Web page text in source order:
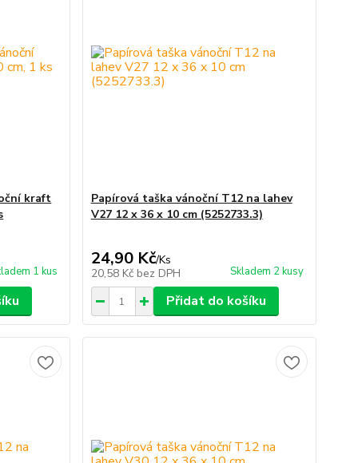
kraft
1 kus
Papírová taška vánoční T12 na lahev
V27 12 x 36 x 10 cm (5252733.3)
24,90 Kč/Ks
20,58 Kč bez DPH Skladem 2 kusy
Přidat do košíku